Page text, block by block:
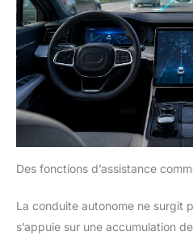
Des fonctions d’assistance
La conduite autonome ne surgit
s’appuie sur une accumulation